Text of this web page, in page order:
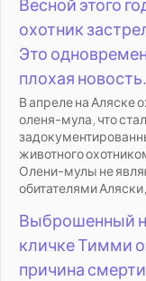
охотник
Это
плохая новость.
В апреле на Аляске
оленя-мула, что
животного
Олени-мулы не
обитателями Аляски,
Выброшенный
кличке Тимми
причина